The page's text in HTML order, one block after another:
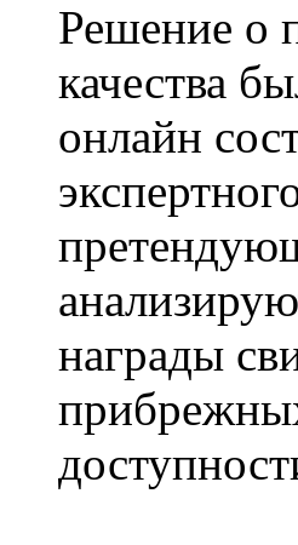
Решение о
качества
онлайн
награды